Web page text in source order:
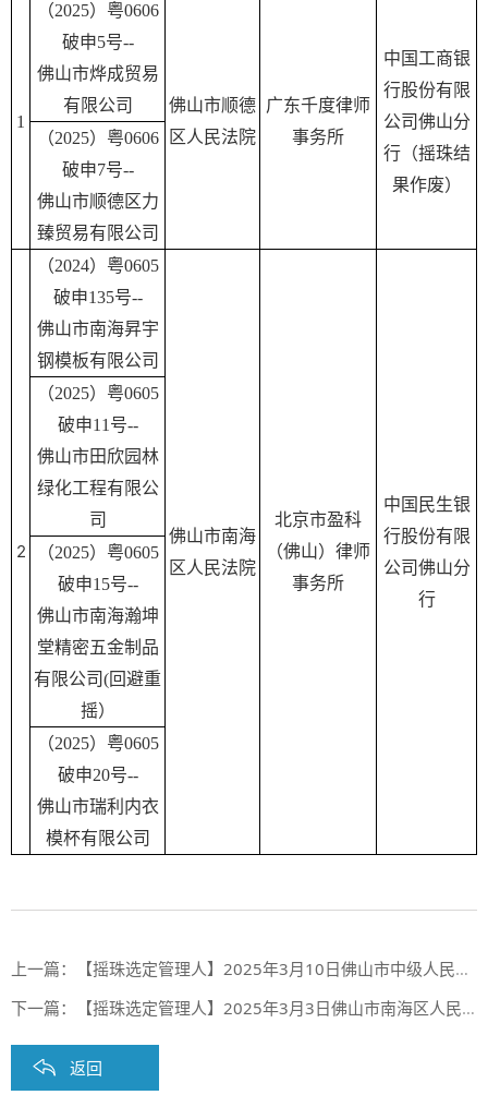
1
（2025）粤0606
破申5号--
佛山市烨成贸易
有限公司
佛山市顺德
区人民法院
广东千度律师
事务所
中国工商银
行股份有限
公司佛山分
行（摇珠结
果作废）
（2025）粤0606
破申7号--
佛山市顺德区力
臻贸易有限公司
2
（2024）粤0605
破申135号--
佛山市南海昇宇
钢模板有限公司
佛山市南海
区人民法院
北京市盈科
（佛山）律师
事务所
中国民生银
行股份有限
公司佛山分
行
（2025）粤0605
破申11号--
佛山市田欣园林
绿化工程有限公
司
（2025）粤0605
破申15号--
佛山市南海瀚坤
堂精密五金制品
有限公司(回避重
摇）
（2025）粤0605
破申20号--
佛山市瑞利内衣
模杯有限公司
上一篇：
【摇珠选定管理人】2025年3月10日佛山市中级人民法院摇珠选定管理人结果
下一篇：
【摇珠选定管理人】2025年3月3日佛山市南海区人民法院摇珠选定管理人结果
返回